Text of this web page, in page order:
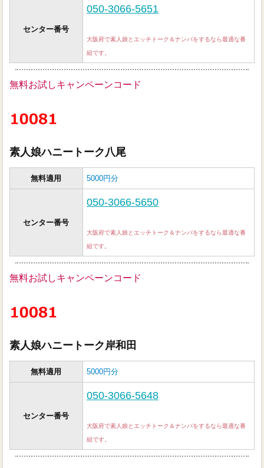
センター番号
050-3066-5651
大阪府で素人娘とエッチトーク＆ナンパをするなら最適な番
組です。
無料お試しキャンペーンコード
素人娘ハニートーク八尾
無料適用 5000円分
センター番号
050-3066-5650
大阪府で素人娘とエッチトーク＆ナンパをするなら最適な番
組です。
無料お試しキャンペーンコード
素人娘ハニートーク岸和田
無料適用 5000円分
センター番号
050-3066-5648
大阪府で素人娘とエッチトーク＆ナンパをするなら最適な番
組です。